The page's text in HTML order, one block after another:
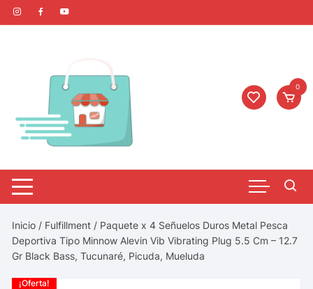
0
Inicio / Fulfillment / Paquete x 4 Señuelos Duros Metal Pesca
Deportiva Tipo Minnow Alevin Vib Vibrating Plug 5.5 Cm – 12.7
Gr Black Bass, Tucunaré, Picuda, Mueluda
¡Oferta!